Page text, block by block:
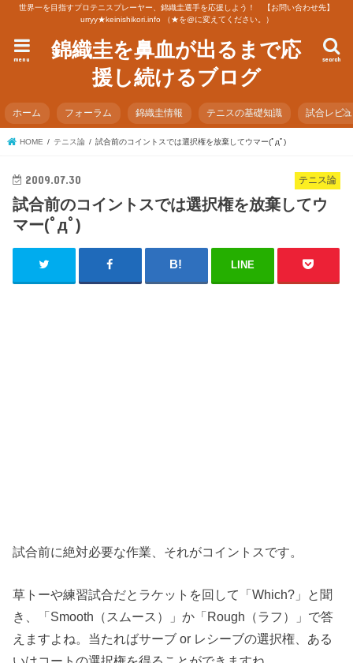
世界一を目指すプロテニスプレーヤー、錦織圭選手を応援しよう！ 【お問い合わせ先】
urryy★keinishikori.info （★を@に変えてください。）
錦織圭を鼻血が出るまで応
援し続けるブログ
search
menu
ホーム フォーラム 錦織圭情報 テニスの基礎知識 試合レビ
HOME テニス論 試合前のコイントスでは選択権を放棄してウマー(ﾟдﾟ)
テニス論
2009.07.30
試合前のコイントスでは選択権を放棄してウ
マー(ﾟдﾟ)
LINE
試合前に絶対必要な作業、それがコイントスです。
草トーや練習試合だとラケットを回して「Which?」と聞
き、「Smooth（スムース）」か「Rough（ラフ）」で答
えますよね。当たればサーブ or レシーブの選択権、ある